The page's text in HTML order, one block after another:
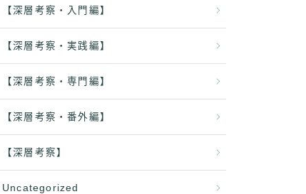
【深層考察・入門編】
【深層考察・実践編】
【深層考察・専門編】
【深層考察・番外編】
【深層考察】
Uncategorized